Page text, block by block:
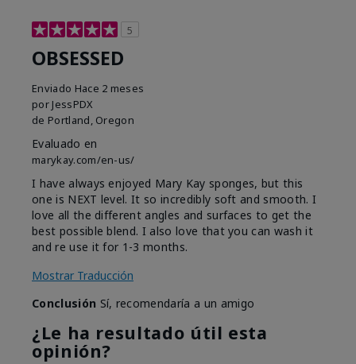
5
OBSESSED
Enviado Hace 2 meses
por JessPDX
de Portland, Oregon
Evaluado en
marykay.com/en-us/
I have always enjoyed Mary Kay sponges, but this
one is NEXT level. It so incredibly soft and smooth. I
love all the different angles and surfaces to get the
best possible blend. I also love that you can wash it
and re use it for 1-3 months.
Mostrar Traducción
Conclusión Sí, recomendaría a un amigo
¿Le ha resultado útil esta
opinión?